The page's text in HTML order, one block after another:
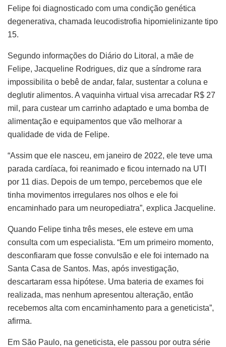
Felipe foi diagnosticado com uma condição genética
degenerativa, chamada leucodistrofia hipomielinizante tipo
15.
Segundo informações do Diário do Litoral, a mãe de
Felipe, Jacqueline Rodrigues, diz que a síndrome rara
impossibilita o bebê de andar, falar, sustentar a coluna e
deglutir alimentos. A vaquinha virtual visa arrecadar R$ 27
mil, para custear um carrinho adaptado e uma bomba de
alimentação e equipamentos que vão melhorar a
qualidade de vida de Felipe.
“Assim que ele nasceu, em janeiro de 2022, ele teve uma
parada cardíaca, foi reanimado e ficou internado na UTI
por 11 dias. Depois de um tempo, percebemos que ele
tinha movimentos irregulares nos olhos e ele foi
encaminhado para um neuropediatra”, explica Jacqueline.
Quando Felipe tinha três meses, ele esteve em uma
consulta com um especialista. “Em um primeiro momento,
desconfiaram que fosse convulsão e ele foi internado na
Santa Casa de Santos. Mas, após investigação,
descartaram essa hipótese. Uma bateria de exames foi
realizada, mas nenhum apresentou alteração, então
recebemos alta com encaminhamento para a geneticista”,
afirma.
Em São Paulo, na geneticista, ele passou por outra série